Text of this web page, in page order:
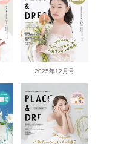
2025年12月号